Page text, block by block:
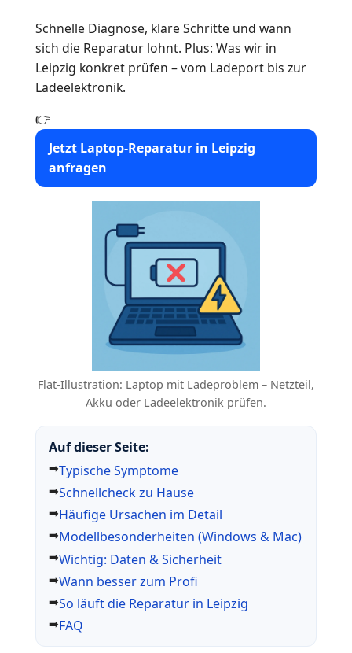
Schnelle Diagnose, klare Schritte und wann
sich die Reparatur lohnt. Plus: Was wir in
Leipzig konkret prüfen – vom Ladeport bis zur
Ladeelektronik.
👉
Jetzt Laptop-Reparatur in Leipzig
anfragen
Flat-Illustration: Laptop mit Ladeproblem – Netzteil,
Akku oder Ladeelektronik prüfen.
Auf dieser Seite:
Typische Symptome
Schnellcheck zu Hause
Häufige Ursachen im Detail
Modellbesonderheiten (Windows & Mac)
Wichtig: Daten & Sicherheit
Wann besser zum Profi
So läuft die Reparatur in Leipzig
FAQ